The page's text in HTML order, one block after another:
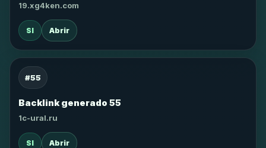
19.xg4ken.com
SI Abrir
#55
Backlink generado 55
1c-ural.ru
SI Abrir